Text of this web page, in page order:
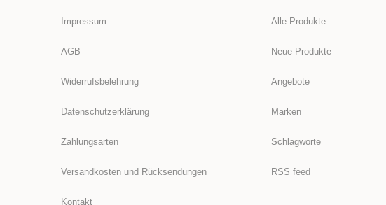
Impressum
AGB
Widerrufsbelehrung
Datenschutzerklärung
Zahlungsarten
Versandkosten und Rücksendungen
Kontakt
Alle Produkte
Neue Produkte
Angebote
Marken
Schlagworte
RSS feed